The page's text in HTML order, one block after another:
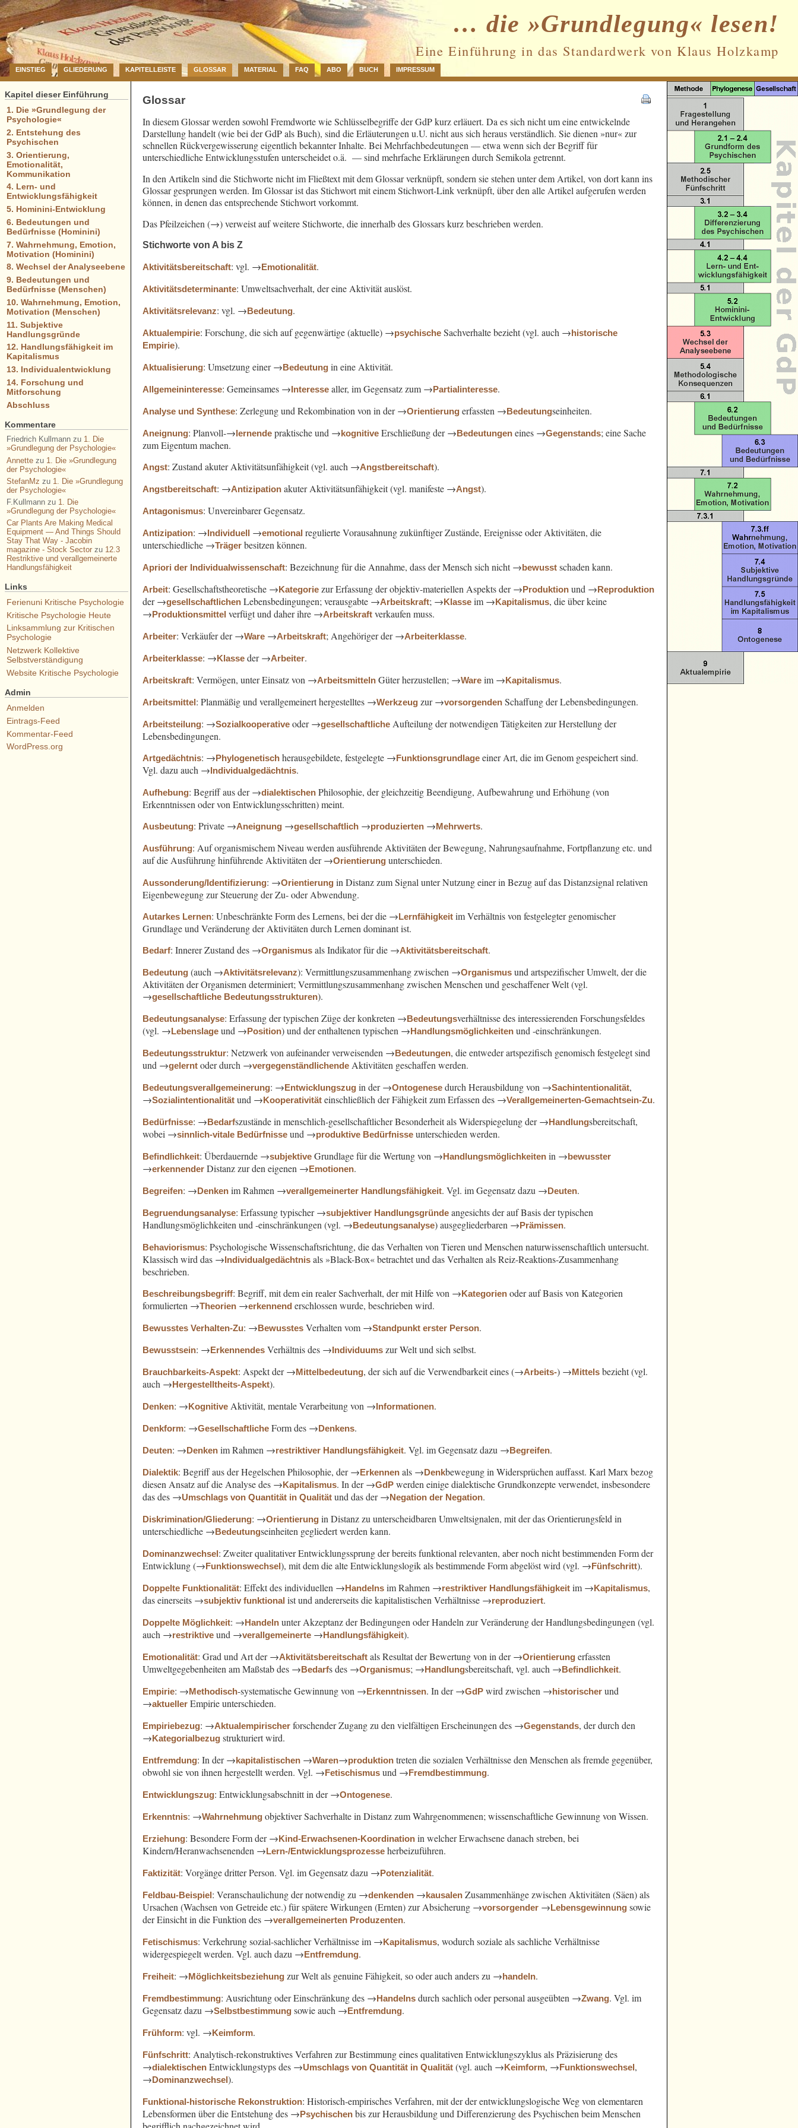
… die »Grundlegung« lesen!
Eine Einführung in das Standardwerk von Klaus Holzkamp
EINSTIEG GLIEDERUNG KAPITELLEISTE GLOSSAR MATERIAL FAQ ABO BUCH IMPRESSUM
Glossar
In diesem Glossar werden sowohl Fremdworte wie Schlüsselbegriffe der GdP kurz erläuert. Da es sich nicht um eine entwickelnde
Darstellung handelt (wie bei der GdP als Buch), sind die Erläuterungen u.U. nicht aus sich heraus verständlich. Sie dienen »nur« zur
schnellen Rückvergewisserung eigentlich bekannter Inhalte. Bei Mehrfachbedeutungen — etwa wenn sich der Begriff für
unterschiedliche Entwicklungsstufen unterscheidet o.ä. — sind mehrfache Erklärungen durch Semikola getrennt.
In den Artikeln sind die Stichworte nicht im Fließtext mit dem Glossar verknüpft, sondern sie stehen unter dem Artikel, von dort kann ins
Glossar gesprungen werden. Im Glossar ist das Stichwort mit einem Stichwort-Link verknüpft, über den alle Artikel aufgerufen werden
können, in denen das entsprechende Stichwort vorkommt.
Das Pfeilzeichen (→) verweist auf weitere Stichworte, die innerhalb des Glossars kurz beschrieben werden.
Stichworte von A bis Z
Aktivitätsbereitschaft: vgl. →Emotionalität.
Aktivitätsdeterminante: Umweltsachverhalt, der eine Aktivität auslöst.
Aktivitätsrelevanz: vgl. →Bedeutung.
Aktualempirie: Forschung, die sich auf gegenwärtige (aktuelle) →psychische Sachverhalte bezieht (vgl. auch →historische
Empirie).
Aktualisierung: Umsetzung einer →Bedeutung in eine Aktivität.
Allgemeininteresse: Gemeinsames →Interesse aller, im Gegensatz zum →Partialinteresse.
Analyse und Synthese: Zerlegung und Rekombination von in der →Orientierung erfassten →Bedeutungseinheiten.
Aneignung: Planvoll-→lernende praktische und →kognitive Erschließung der →Bedeutungen eines →Gegenstands; eine Sache
zum Eigentum machen.
Angst: Zustand akuter Aktivitätsunfähigkeit (vgl. auch →Angstbereitschaft).
Angstbereitschaft: →Antizipation akuter Aktivitätsunfähigkeit (vgl. manifeste →Angst).
Antagonismus: Unvereinbarer Gegensatz.
Antizipation: →Individuell →emotional regulierte Vorausahnung zukünftiger Zustände, Ereignisse oder Aktivitäten, die
unterschiedliche →Träger besitzen können.
Apriori der Individualwissenschaft: Bezeichnung für die Annahme, dass der Mensch sich nicht →bewusst schaden kann.
Arbeit: Gesellschaftstheoretische →Kategorie zur Erfassung der objektiv-materiellen Aspekts der →Produktion und →Reproduktion
der →gesellschaftlichen Lebensbedingungen; verausgabte →Arbeitskraft; →Klasse im →Kapitalismus, die über keine
→Produktionsmittel verfügt und daher ihre →Arbeitskraft verkaufen muss.
Arbeiter: Verkäufer der →Ware →Arbeitskraft; Angehöriger der →Arbeiterklasse.
Arbeiterklasse: →Klasse der →Arbeiter.
Arbeitskraft: Vermögen, unter Einsatz von →Arbeitsmitteln Güter herzustellen; →Ware im →Kapitalismus.
Arbeitsmittel: Planmäßig und verallgemeinert hergestelltes →Werkzeug zur →vorsorgenden Schaffung der Lebensbedingungen.
Arbeitsteilung: →Sozialkooperative oder →gesellschaftliche Aufteilung der notwendigen Tätigkeiten zur Herstellung der
Lebensbedingungen.
Artgedächtnis: →Phylogenetisch herausgebildete, festgelegte →Funktionsgrundlage einer Art, die im Genom gespeichert sind.
Vgl. dazu auch →Individualgedächtnis.
Aufhebung: Begriff aus der →dialektischen Philosophie, der gleichzeitig Beendigung, Aufbewahrung und Erhöhung (von
Erkenntnissen oder von Entwicklungsschritten) meint.
Ausbeutung: Private →Aneignung →gesellschaftlich →produzierten →Mehrwerts.
Ausführung: Auf organismischem Niveau werden ausführende Aktivitäten der Bewegung, Nahrungsaufnahme, Fortpflanzung etc. und
auf die Ausführung hinführende Aktivitäten der →Orientierung unterschieden.
Aussonderung/Identifizierung: →Orientierung in Distanz zum Signal unter Nutzung einer in Bezug auf das Distanzsignal relativen
Eigenbewegung zur Steuerung der Zu- oder Abwendung.
Autarkes Lernen: Unbeschränkte Form des Lernens, bei der die →Lernfähigkeit im Verhältnis von festgelegter genomischer
Grundlage und Veränderung der Aktivitäten durch Lernen dominant ist.
Bedarf: Innerer Zustand des →Organismus als Indikator für die →Aktivitätsbereitschaft.
Bedeutung (auch →Aktivitätsrelevanz): Vermittlungszusammenhang zwischen →Organismus und artspezifischer Umwelt, der die
Aktivitäten der Organismen determiniert; Vermittlungszusammenhang zwischen Menschen und geschaffener Welt (vgl.
→gesellschaftliche Bedeutungsstrukturen).
Bedeutungsanalyse: Erfassung der typischen Züge der konkreten →Bedeutungsverhältnisse des interessierenden Forschungsfeldes
(vgl. →Lebenslage und →Position) und der enthaltenen typischen →Handlungsmöglichkeiten und -einschränkungen.
Bedeutungsstruktur: Netzwerk von aufeinander verweisenden →Bedeutungen, die entweder artspezifisch genomisch festgelegt sind
und →gelernt oder durch →vergegenständlichende Aktivitäten geschaffen werden.
Bedeutungsverallgemeinerung: →Entwicklungszug in der →Ontogenese durch Herausbildung von →Sachintentionalität,
→Sozialintentionalität und →Kooperativität einschließlich der Fähigkeit zum Erfassen des →Verallgemeinerten-Gemachtsein-Zu.
Bedürfnisse: →Bedarfszustände in menschlich-gesellschaftlicher Besonderheit als Widerspiegelung der →Handlungsbereitschaft,
wobei →sinnlich-vitale Bedürfnisse und →produktive Bedürfnisse unterschieden werden.
Befindlichkeit: Überdauernde →subjektive Grundlage für die Wertung von →Handlungsmöglichkeiten in →bewusster
→erkennender Distanz zur den eigenen →Emotionen.
Begreifen: →Denken im Rahmen →verallgemeinerter Handlungsfähigkeit. Vgl. im Gegensatz dazu →Deuten.
Begruendungsanalyse: Erfassung typischer →subjektiver Handlungsgründe angesichts der auf Basis der typischen
Handlungsmöglichkeiten und -einschränkungen (vgl. →Bedeutungsanalyse) ausgegliederbaren →Prämissen.
Behaviorismus: Psychologische Wissenschaftsrichtung, die das Verhalten von Tieren und Menschen naturwissenschaftlich untersucht.
Klassisch wird das →Individualgedächtnis als »Black-Box« betrachtet und das Verhalten als Reiz-Reaktions-Zusammenhang
beschrieben.
Beschreibungsbegriff: Begriff, mit dem ein realer Sachverhalt, der mit Hilfe von →Kategorien oder auf Basis von Kategorien
formulierten →Theorien →erkennend erschlossen wurde, beschrieben wird.
Bewusstes Verhalten-Zu: →Bewusstes Verhalten vom →Standpunkt erster Person.
Bewusstsein: →Erkennendes Verhältnis des →Individuums zur Welt und sich selbst.
Brauchbarkeits-Aspekt: Aspekt der →Mittelbedeutung, der sich auf die Verwendbarkeit eines (→Arbeits-) →Mittels bezieht (vgl.
auch →Hergestelltheits-Aspekt).
Denken: →Kognitive Aktivität, mentale Verarbeitung von →Informationen.
Denkform: →Gesellschaftliche Form des →Denkens.
Deuten: →Denken im Rahmen →restriktiver Handlungsfähigkeit. Vgl. im Gegensatz dazu →Begreifen.
Dialektik: Begriff aus der Hegelschen Philosophie, der →Erkennen als →Denkbewegung in Widersprüchen auffasst. Karl Marx bezog
diesen Ansatz auf die Analyse des →Kapitalismus. In der →GdP werden einige dialektische Grundkonzepte verwendet, insbesondere
das des →Umschlags von Quantität in Qualität und das der →Negation der Negation.
Diskrimination/Gliederung: →Orientierung in Distanz zu unterscheidbaren Umweltsignalen, mit der das Orientierungsfeld in
unterschiedliche →Bedeutungseinheiten gegliedert werden kann.
Dominanzwechsel: Zweiter qualitativer Entwicklungssprung der bereits funktional relevanten, aber noch nicht bestimmenden Form der
Entwicklung (→Funktionswechsel), mit dem die alte Entwicklungslogik als bestimmende Form abgelöst wird (vgl. →Fünfschritt).
Doppelte Funktionalität: Effekt des individuellen →Handelns im Rahmen →restriktiver Handlungsfähigkeit im →Kapitalismus,
das einerseits →subjektiv funktional ist und andererseits die kapitalistischen Verhältnisse →reproduziert.
Doppelte Möglichkeit: →Handeln unter Akzeptanz der Bedingungen oder Handeln zur Veränderung der Handlungsbedingungen (vgl.
auch →restriktive und →verallgemeinerte →Handlungsfähigkeit).
Emotionalität: Grad und Art der →Aktivitätsbereitschaft als Resultat der Bewertung von in der →Orientierung erfassten
Umweltgegebenheiten am Maßstab des →Bedarfs des →Organismus; →Handlungsbereitschaft, vgl. auch →Befindlichkeit.
Empirie: →Methodisch-systematische Gewinnung von →Erkenntnissen. In der →GdP wird zwischen →historischer und
→aktueller Empirie unterschieden.
Empiriebezug: →Aktualempirischer forschender Zugang zu den vielfältigen Erscheinungen des →Gegenstands, der durch den
→Kategorialbezug strukturiert wird.
Entfremdung: In der →kapitalistischen →Waren→produktion treten die sozialen Verhältnisse den Menschen als fremde gegenüber,
obwohl sie von ihnen hergestellt werden. Vgl. →Fetischismus und →Fremdbestimmung.
Entwicklungszug: Entwicklungsabschnitt in der →Ontogenese.
Erkenntnis: →Wahrnehmung objektiver Sachverhalte in Distanz zum Wahrgenommenen; wissenschaftliche Gewinnung von Wissen.
Erziehung: Besondere Form der →Kind-Erwachsenen-Koordination in welcher Erwachsene danach streben, bei
Kindern/Heranwachsenenden →Lern-/Entwicklungsprozesse herbeizuführen.
Faktizität: Vorgänge dritter Person. Vgl. im Gegensatz dazu →Potenzialität.
Feldbau-Beispiel: Veranschaulichung der notwendig zu →denkenden →kausalen Zusammenhänge zwischen Aktivitäten (Säen) als
Ursachen (Wachsen von Getreide etc.) für spätere Wirkungen (Ernten) zur Absicherung →vorsorgender →Lebensgewinnung sowie
der Einsicht in die Funktion des →verallgemeinerten Produzenten.
Fetischismus: Verkehrung sozial-sachlicher Verhältnisse im →Kapitalismus, wodurch soziale als sachliche Verhältnisse
widergespiegelt werden. Vgl. auch dazu →Entfremdung.
Freiheit: →Möglichkeitsbeziehung zur Welt als genuine Fähigkeit, so oder auch anders zu →handeln.
Fremdbestimmung: Ausrichtung oder Einschränkung des →Handelns durch sachlich oder personal ausgeübten →Zwang. Vgl. im
Gegensatz dazu →Selbstbestimmung sowie auch →Entfremdung.
Frühform: vgl. →Keimform.
Fünfschritt: Analytisch-rekonstruktives Verfahren zur Bestimmung eines qualitativen Entwicklungszyklus als Präzisierung des
→dialektischen Entwicklungstyps des →Umschlags von Quantität in Qualität (vgl. auch →Keimform, →Funktionswechsel,
→Dominanzwechsel).
Funktional-historische Rekonstruktion: Historisch-empirisches Verfahren, mit der der entwicklungslogische Weg von elementaren
Lebensformen über die Entstehung des →Psychischen bis zur Herausbildung und Differenzierung des Psychischen beim Menschen
Kapitel dieser Einführung
1. Die »Grundlegung der
Psychologie«
2. Entstehung des
Psychischen
3. Orientierung,
Emotionalität,
Kommunikation
4. Lern- und
Entwicklungsfähigkeit
5. Hominini-Entwicklung
6. Bedeutungen und
Bedürfnisse (Hominini)
7. Wahrnehmung, Emotion,
Motivation (Hominini)
8. Wechsel der Analyseebene
9. Bedeutungen und
Bedürfnisse (Menschen)
10. Wahrnehmung, Emotion,
Motivation (Menschen)
11. Subjektive
Handlungsgründe
12. Handlungsfähigkeit im
Kapitalismus
13. Individualentwicklung
14. Forschung und
Mitforschung
Abschluss
Kommentare
Friedrich Kullmannzu 1. Die
»Grundlegung der Psychologie«
Annettezu 1. Die »Grundlegung
der Psychologie«
StefanMz zu 1. Die »Grundlegung
der Psychologie«
F.Kullmannzu 1. Die
»Grundlegung der Psychologie«
Car Plants Are Making Medical
Equipment — And Things Should
Stay That Way - Jacobin
magazine - Stock Sectorzu 12.3
Restriktive und verallgemeinerte
Handlungsfähigkeit
Links
Ferienuni Kritische Psychologie
Kritische Psychologie Heute
Linksammlung zur Kritischen
Psychologie
Netzwerk Kollektive
Selbstverständigung
Website Kritische Psychologie
Admin
Anmelden
Eintrags-Feed
Kommentar-Feed
WordPress.org
Datenschutz und Cookies: Diese Website
verwendet Cookies. Wenn du die Website
weiterhin nutzt, stimmst du der
Verwendung von Cookies zu.
Weitere Informationen, beispielsweise zur
Kontrolle von Cookies, findest du hier:
Cookie-Richtlinie